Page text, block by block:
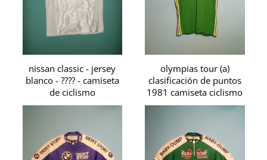
nissan classic - jersey
blanco - ???? - camiseta
de ciclismo
olympias tour (a)
clasificación de puntos
1981 camiseta ciclismo